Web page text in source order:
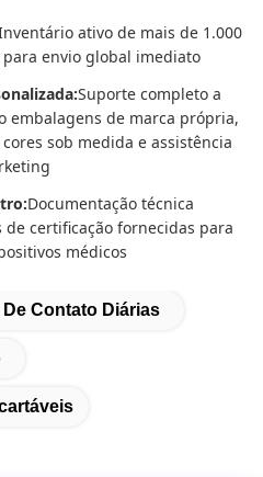
ativo de mais de 1.000
envio global imediato
Suporte completo a
embalagens de marca própria,
sob medida e assistência
Documentação técnica
certificação fornecidas para
médicos
De Contato Diárias